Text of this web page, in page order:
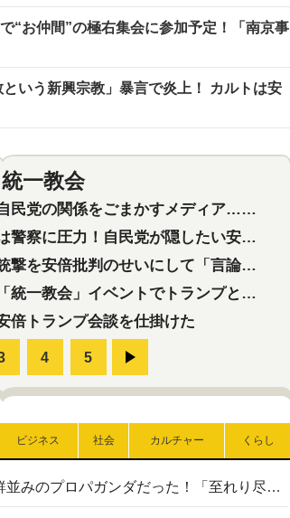
“お仲間”の極右集会に参加予定！「南京事
いう新興宗教」暴言で炎上！ カルトは安
一教会
係をごまかすメディア…民放は有田芳生に発言自粛を要求
力！自民党が隠したい安倍元首相と統一教会の深い関係
批判のせいにして「言論封殺」に利用する自民党応援団
」イベントでトランプと演説！同性婚や夫婦別姓を攻撃
倍トランプ会談を仕掛けた
ビジネス 社会 カルチャー くらし
高市首相の熊本地震避難所視察は北朝鮮並みのプロパガンダだった！「至れり尽くせり」の選ばれた避難所の一方で実態は…